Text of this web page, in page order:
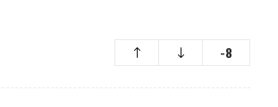
-8